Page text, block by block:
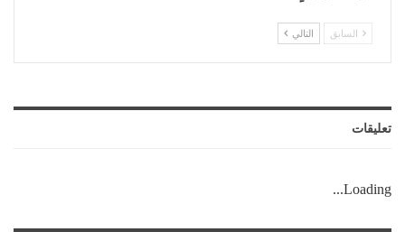
السابق التالي
تعليقات
Loading...